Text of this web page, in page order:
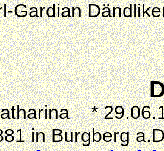
Dändliker
*
in Burgberg